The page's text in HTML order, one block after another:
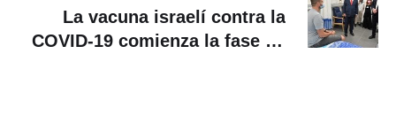
La vacuna israelí contra la
COVID-19 comienza la fase de